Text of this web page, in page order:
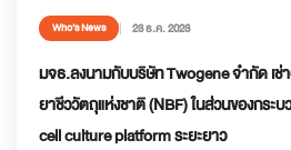
Who’s News 23 ธ.ค. 2023
มจธ.ลงนามกับบริษัท Twogene จำกัด เช่
ยาชีววัตถุแห่งชาติ (NBF) ในส่วนของกระ
cell culture platform ระยะยาว